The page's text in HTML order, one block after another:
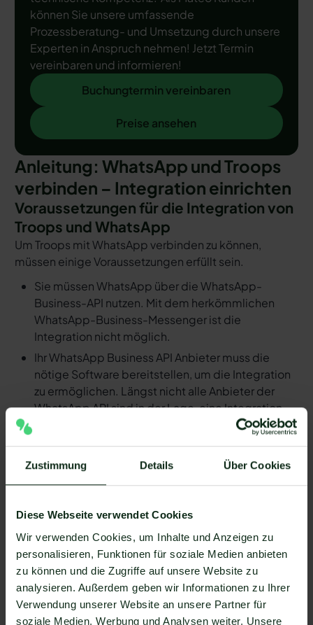
Zustimmung Details Über Cookies
Diese Webseite verwendet Cookies
Wir verwenden Cookies, um Inhalte und Anzeigen zu
personalisieren, Funktionen für soziale Medien anbieten
zu können und die Zugriffe auf unsere Website zu
analysieren. Außerdem geben wir Informationen zu Ihrer
Verwendung unserer Website an unsere Partner für
soziale Medien, Werbung und Analysen weiter. Unsere
können Sie unsere umfassende
Prozessberatung- und Umsetzung durch unsere
Experten in Anspruch nehmen! Jetzt Termin
vereinbaren und informieren!
Buchungtermin vereinbaren
Buchungtermin vereinbaren
Preise ansehen
Preise ansehen
Anleitung: WhatsApp und Troops
verbinden – Integration einrichten
Voraussetzungen für die Integration von
Troops und WhatsApp
Um Troops mit WhatsApp verbinden zu können,
müssen einige Voraussetzungen erfüllt sein.
Sie müssen WhatsApp über die WhatsApp-
Business-API nutzen. Mit dem herkömmlichen
WhatsApp-Business-Messenger ist die
Integration nicht möglich.
Ihr WhatsApp Business API Anbieter muss die
nötige Software bereitstellen, um die Integration
zu ermöglichen. Längst nicht alle Anbieter der
WhatsApp API sind in der Lage, eine Integration
von Troops und WhatsApp zu ermöglichen. Mit
über 6.000 Apps zur Verfügung, die Sie mit
WhatsApp verbinden können. Darunter ist
Da der Einrichtungsprozess der Integration je nach
dem Anbieter der WhatsApp API Schnittstelle
differenziert, gibt es keine allgemein gültige
Anleitung. Wir zeigen Ihnen im Folgenden, wie die
Einrichtung der Integration von Troops und WhatsApp
mit Mateo funktioniert.
So funktioniert die Integration von